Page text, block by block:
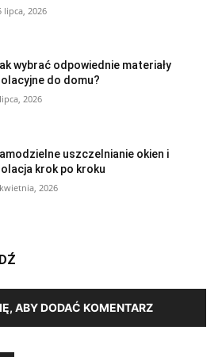
lipca, 2026
wybrać odpowiednie materiały
do domu?
2026
uszczelnianie okien i
krok po kroku
2026
ABY DODAĆ KOMENTARZ